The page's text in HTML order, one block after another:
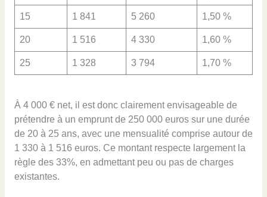
15 1 841 5 260 1,50 %
20 1 516 4 330 1,60 %
25 1 328 3 794 1,70 %
À 4 000 € net, il est donc clairement envisageable de
prétendre à un emprunt de 250 000 euros sur une durée
de 20 à 25 ans, avec une mensualité comprise autour de
1 330 à 1 516 euros. Ce montant respecte largement la
règle des 33%, en admettant peu ou pas de charges
existantes.